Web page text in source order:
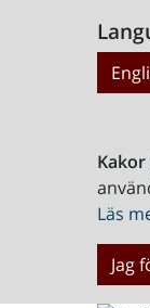
Kakor
Läs
Jag